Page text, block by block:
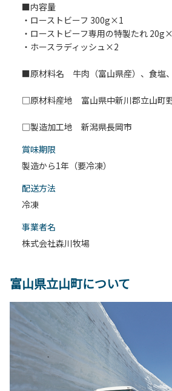
■内容量
・ローストビーフ 300g×1
・ローストビーフ専用の特製たれ
・ホースラディッシュ×2
■原材料名 牛肉（富山県産）、食塩
□原材料産地 富山県中新川郡立山町
□製造加工地 新潟県長岡市
賞味期限
製造から1年（要冷凍）
配送⽅法
冷凍
事業者名
株式会社森川牧場
富山県立山町について